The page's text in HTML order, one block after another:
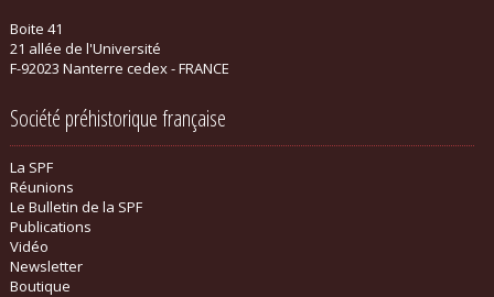
Boite 41
21 allée de l'Université
F-92023 Nanterre cedex - FRANCE
Société préhistorique française
La SPF
Réunions
Le Bulletin de la SPF
Publications
Vidéo
Newsletter
Boutique